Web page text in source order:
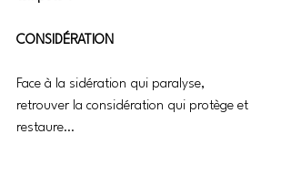
CONSIDÉRATION
Face à la sidération qui paralyse,
retrouver la considération qui protège et
restaure…